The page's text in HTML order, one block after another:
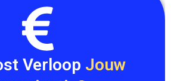
Verloop Jouw